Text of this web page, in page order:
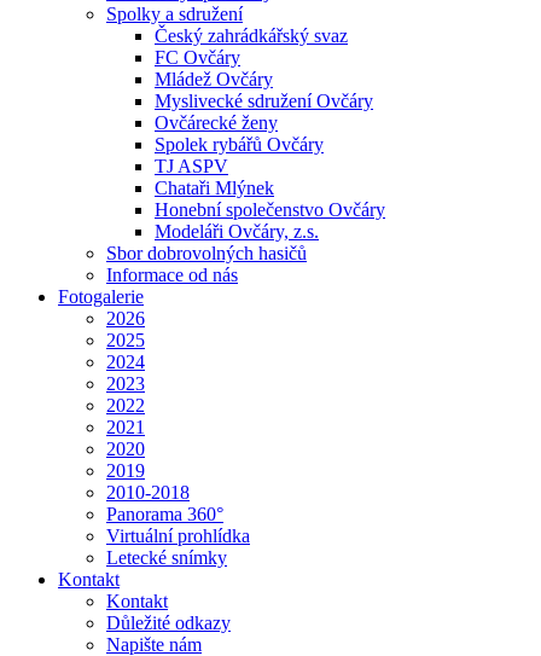
Spolky a sdružení
Český zahrádkářský svaz
FC Ovčáry
Mládež Ovčáry
Myslivecké sdružení Ovčáry
Ovčárecké ženy
Spolek rybářů Ovčáry
TJ ASPV
Chataři Mlýnek
Honební společenstvo Ovčáry
Modeláři Ovčáry, z.s.
Sbor dobrovolných hasičů
Informace od nás
Fotogalerie
2026
2025
2024
2023
2022
2021
2020
2019
2010-2018
Panorama 360°
Virtuální prohlídka
Letecké snímky
Kontakt
Kontakt
Důležité odkazy
Napište nám